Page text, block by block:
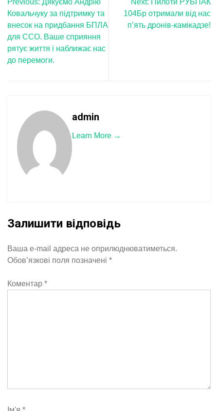
записів
Previous: Дякуємо Андрію
Ковальчуку за підтримку та
внесок на придбання БПЛА
для ССО. Ваше сприяння
рятує життя і наближає нас
до перемоги.
Next: Пилоти РУБПАК
104Бр отримали від нас
п’ять дронів-камікадзе!
admin
Learn More →
Залишити відповідь
Ваша e-mail адреса не оприлюднюватиметься.
Обов’язкові поля позначені *
Коментар *